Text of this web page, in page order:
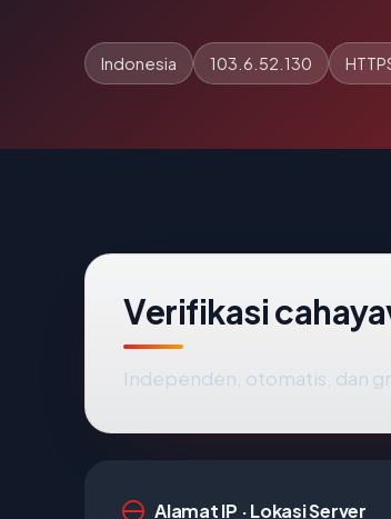
Indonesia 103.6.52.130
Verifikasi
Independen, otomatis, dan
Alamat IP · Lokasi Server